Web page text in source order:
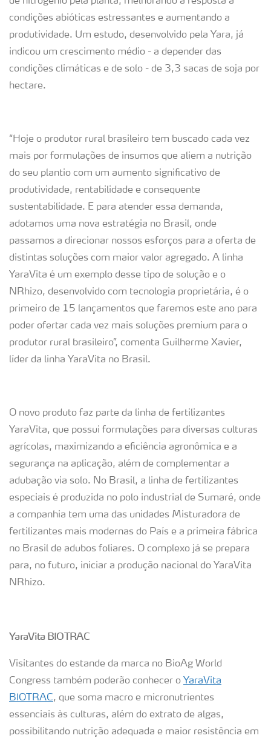
condições abióticas estressantes e aumentando a
produtividade. Um estudo, desenvolvido pela Yara, já
indicou um crescimento médio - a depender das
condições climáticas e de solo - de 3,3 sacas de soja por
hectare.
“Hoje o produtor rural brasileiro tem buscado cada vez
mais por formulações de insumos que aliem a nutrição
do seu plantio com um aumento significativo de
produtividade, rentabilidade e consequente
sustentabilidade. E para atender essa demanda,
adotamos uma nova estratégia no Brasil, onde
passamos a direcionar nossos esforços para a oferta de
distintas soluções com maior valor agregado. A linha
YaraVita é um exemplo desse tipo de solução e o
NRhizo, desenvolvido com tecnologia proprietária, é o
primeiro de 15 lançamentos que faremos este ano para
poder ofertar cada vez mais soluções premium para o
produtor rural brasileiro”, comenta Guilherme Xavier,
líder da linha YaraVita no Brasil.
O novo produto faz parte da linha de fertilizantes
YaraVita, que possui formulações para diversas culturas
agrícolas, maximizando a eficiência agronômica e a
segurança na aplicação, além de complementar a
adubação via solo. No Brasil, a linha de fertilizantes
especiais é produzida no polo industrial de Sumaré, onde
a companhia tem uma das unidades Misturadora de
fertilizantes mais modernas do País e a primeira fábrica
no Brasil de adubos foliares. O complexo já se prepara
para, no futuro, iniciar a produção nacional do YaraVita
NRhizo.
YaraVita BIOTRAC
Visitantes do estande da marca no BioAg World
Congress também poderão conhecer o YaraVita
BIOTRAC, que soma macro e micronutrientes
essenciais às culturas, além do extrato de algas,
possibilitando nutrição adequada e maior resistência em